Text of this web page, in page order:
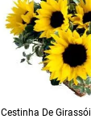
Cestinha De